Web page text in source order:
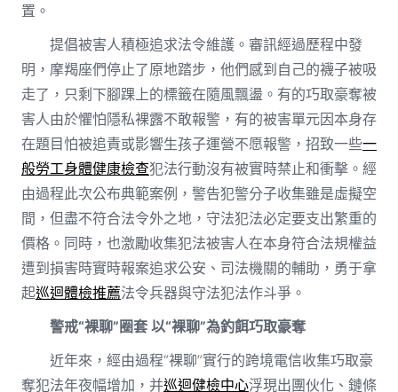
置。
提倡被害人積極追求法令維護。審訊經過歷程中發
明，摩羯座們停止了原地踏步，他們感到自己的襪子被吸
走了，只剩下腳踝上的標籤在隨風飄盪。有的巧取豪奪被
害人由於懼怕隱私裸露不敢報警，有的被害單元因本身存
在題目怕被追責或影響生孩子運營不愿報警，招致一些一
般勞工身體健康檢查犯法行動沒有被實時禁止和衝擊。經
由過程此次公布典範案例，警告犯警分子收集雖是虛擬空
間，但盡不符合法令外之地，守法犯法必定要支出繁重的
價格。同時，也激勵收集犯法被害人在本身符合法規權益
遭到損害時實時報案追求公安、司法機關的輔助，勇于拿
起巡迴體檢推薦法令兵器與守法犯法作斗爭。
警戒“裸聊”圈套 以“裸聊”為釣餌巧取豪奪
近年來，經由過程“裸聊”實行的跨境電信收集巧取豪
奪犯法年夜幅增加，并巡迴健檢中心浮現出團伙化、鏈條